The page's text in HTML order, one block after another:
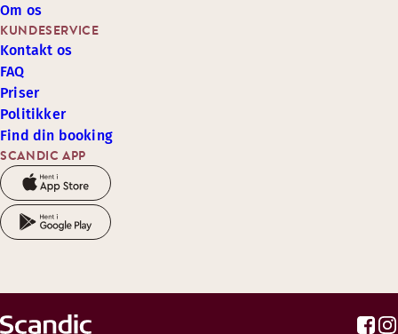
SCANDIC APP
KUNDESERVICE
Kontakt os
FAQ
Priser
Politikker
Find din booking
Om os